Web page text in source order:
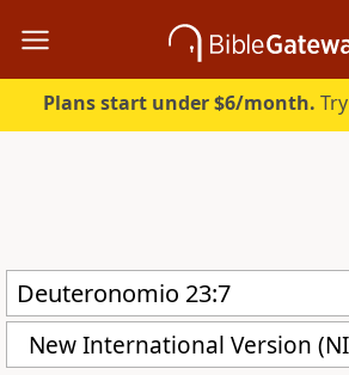
Plans start under $6/month. Try
New International Version